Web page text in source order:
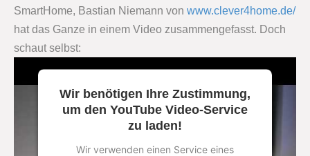
SmartHome, Bastian Niemann von www.clever4home.de/
hat das Ganze in einem Video zusammengefasst. Doch
schaut selbst:
Wir benötigen Ihre Zustimmung,
um den YouTube Video-Service
zu laden!
Wir verwenden einen Service eines